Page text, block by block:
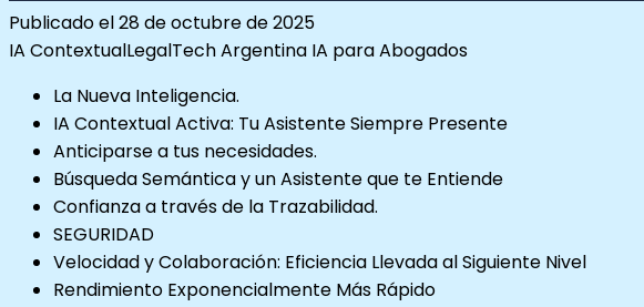
Publicado el28 de octubre de 2025
IA ContextualLegalTech Argentina IA para Abogados
La Nueva Inteligencia.
IA Contextual Activa: Tu Asistente Siempre Presente
Anticiparse a tus necesidades.
Búsqueda Semántica y un Asistente que te Entiende
Confianza a través de la Trazabilidad.
SEGURIDAD
Velocidad y Colaboración: Eficiencia Llevada al Siguiente Nivel
Rendimiento Exponencialmente Más Rápido